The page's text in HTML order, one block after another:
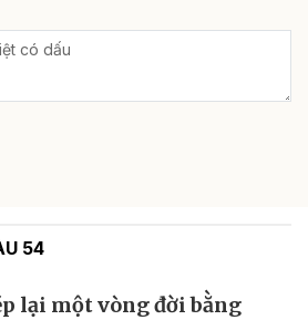
54
lại một vòng đời bằng